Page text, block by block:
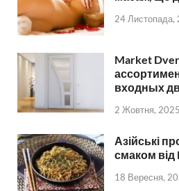
24 Листопада,
Market
входных
2 Жовтня, 2025
Азійські
смаком від
18 Вересня,